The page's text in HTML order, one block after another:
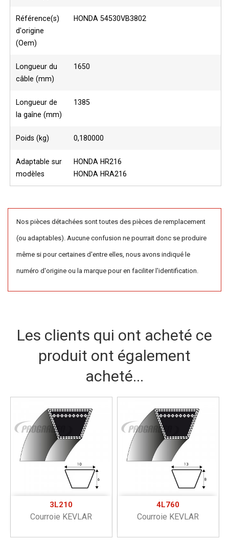
Référence(s)
d'origine
(Oem)
HONDA 54530VB3802
Longueur du
câble (mm)
1650
Longueur de
la gaîne (mm)
1385
Poids (kg) 0,180000
Adaptable sur
modèles
HONDA HR216
HONDA HRA216
Nos pièces détachées sont toutes des pièces de remplacement
(ou adaptables). Aucune confusion ne pourrait donc se produire
même si pour certaines d'entre elles, nous avons indiqué le
numéro d'origine ou la marque pour en faciliter l'identification.
Les clients qui ont acheté ce
produit ont également
acheté...
3L210
Courroie KEVLAR
4L760
Courroie KEVLAR